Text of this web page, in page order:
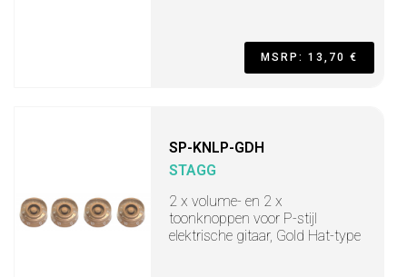
MSRP: 13,70 €
SP-KNLP-GDH
STAGG
2 x volume- en 2 x
toonknoppen voor P-stijl
elektrische gitaar, Gold Hat-type